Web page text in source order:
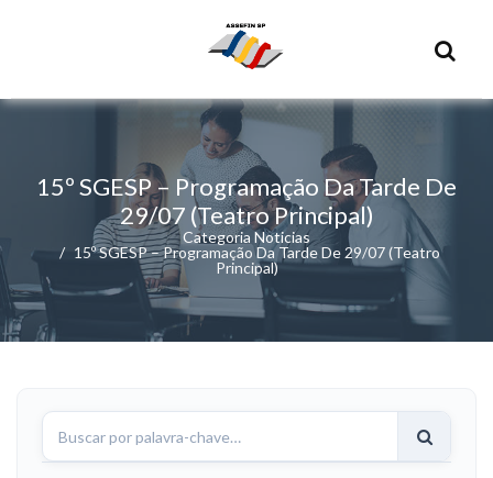
15º SGESP – Programação Da Tarde De
29/07 (Teatro Principal)
Categoria Noticias
15º SGESP – Programação Da Tarde De 29/07 (Teatro
Principal)
Buscar
notícias